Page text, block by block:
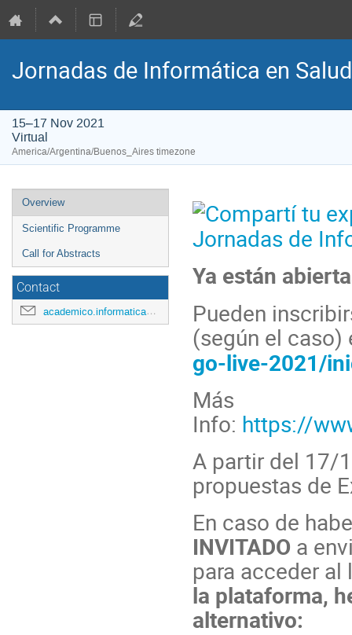
Jornadas de Informática en
15–17 Nov 2021
Virtual
America/Argentina/Buenos_Aires timezone
Event
menu
Overview
Scientific Programme
Call for Abstracts
Contact
academico.informatica@hospitalitaliano.org.ar
Ya están
Pueden
(según el caso)
go-live-2021/
Más
Info: https://
A partir del 17/
propuestas de
En caso de
INVITADO a
para acceder
la plataforma,
alternativo: